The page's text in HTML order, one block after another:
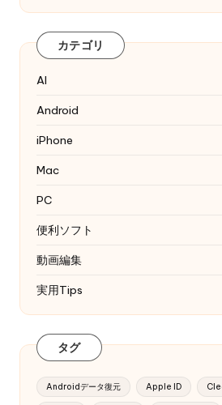
カテゴリ
AI
Android
iPhone
Mac
PC
便利ソフト
動画編集
実用Tips
タグ
Androidデータ復元 Apple ID